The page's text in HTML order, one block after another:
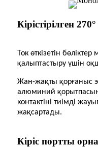
Кірістірілген
Ток өткізетін
қалыптастыру үшін
Жан-жақты қорғаныс
алюминий
контактіні тиімді
жақсартады.
Кіріс портты